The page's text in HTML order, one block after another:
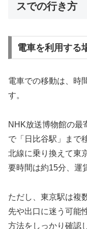
スでの行き方
電車を利用する
電車での移動は、時
す。
NHK放送博物館の最
で「日比谷駅」まで
北線に乗り換えて東
要時間は約15分、運
ただし、東京駅は複
先や出口に迷う可能
方法をしっかり確認